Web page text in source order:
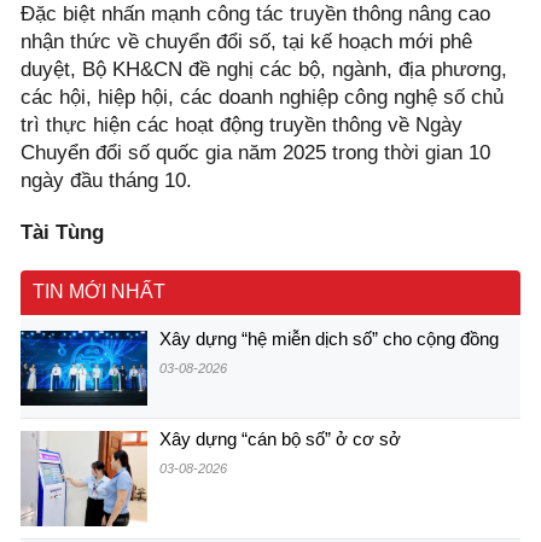
Đặc biệt nhấn mạnh công tác truyền thông nâng cao
nhận thức về chuyển đổi số, tại kế hoạch mới phê
duyệt, Bộ KH&CN đề nghị các bộ, ngành, địa phương,
các hội, hiệp hội, các doanh nghiệp công nghệ số chủ
trì thực hiện các hoạt động truyền thông về Ngày
Chuyển đổi số quốc gia năm 2025 trong thời gian 10
ngày đầu tháng 10.
Tài Tùng
TIN MỚI NHẤT
Xây dựng “hệ miễn dịch số” cho cộng đồng
03-08-2026
Xây dựng “cán bộ số” ở cơ sở
03-08-2026